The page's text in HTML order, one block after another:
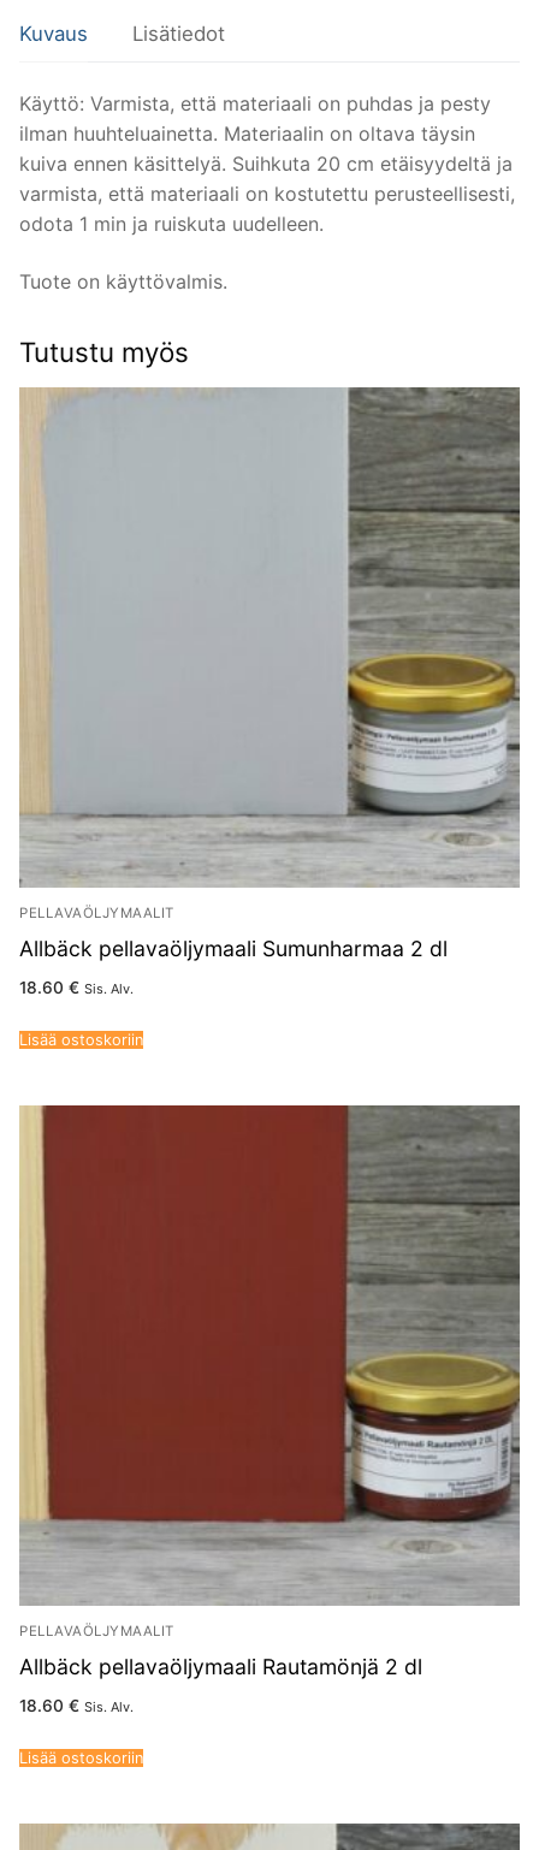
Kuvaus Lisätiedot
Käyttö: Varmista, että materiaali on puhdas ja pesty
ilman huuhteluainetta. Materiaalin on oltava täysin
kuiva ennen käsittelyä. Suihkuta 20 cm etäisyydeltä ja
varmista, että materiaali on kostutettu perusteellisesti,
odota 1 min ja ruiskuta uudelleen.
Tuote on käyttövalmis.
Tutustu myös
PELLAVAÖLJYMAALIT
Allbäck pellavaöljymaali Sumunharmaa 2 dl
18.60 € Sis. Alv.
Lisää ostoskoriin
PELLAVAÖLJYMAALIT
Allbäck pellavaöljymaali Rautamönjä 2 dl
18.60 € Sis. Alv.
Lisää ostoskoriin